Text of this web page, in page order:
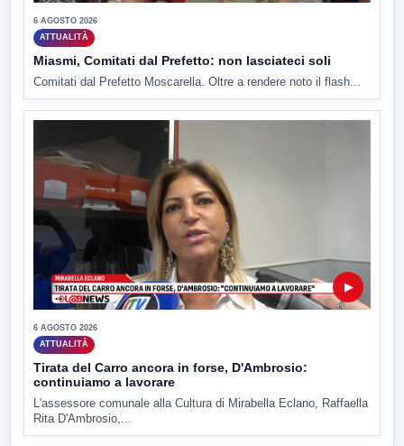
6 AGOSTO 2026
ATTUALITÀ
Miasmi, Comitati dal Prefetto: non lasciateci soli
Comitati dal Prefetto Moscarella. Oltre a rendere noto il flash...
▶
6 AGOSTO 2026
ATTUALITÀ
Tirata del Carro ancora in forse, D'Ambrosio:
continuiamo a lavorare
L'assessore comunale alla Cultura di Mirabella Eclano, Raffaella
Rita D'Ambrosio,...